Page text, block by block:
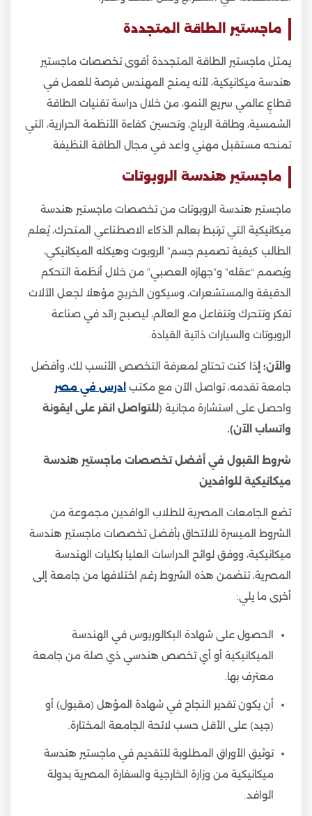
ماجستير الطاقة المتجددة
يمثل ماجستير الطاقة المتجددة أقوى تخصصات ماجستير
هندسة ميكانيكية، لأنه يمنح المهندس فرصة للعمل في
قطاعٍ عالمي سريع النمو، من خلال دراسة تقنيات الطاقة
الشمسية، وطاقة الرياح، وتحسين كفاءة الأنظمة الحرارية، التي
تمنحه مستقبل مهني واعد في مجال الطاقة النظيفة.
ماجستير هندسة الروبوتات
ماجستير هندسة الروبوتات من تخصصات ماجستير هندسة
ميكانيكية التي ترتبط بعالم الذكاء الاصطناعي المتحرك، يُعلم
الطالب كيفية تصميم جسم” الروبوت وهيكله الميكانيكي،
ويُصمم “عقله” و”جهازه العصبي” من خلال أنظمة التحكم
الدقيقة والمستشعرات، وسيكون الخريج مؤهلا لجعل الآلات
تفكر وتتحرك وتتفاعل مع العالم، ليصبح رائد في صناعة
الروبوتات والسيارات ذاتية القيادة.
والآن؛ إ ذا كنت تحتاج لمعرفة التخصص الأنسب لك، وأفضل
جامعة تقدمه، تواصل الآن مع مكتب ادرس في مصر
واحصل على استشارة مجانية (للتواصل انقر على ايقونة
واتساب الآن).
شروط القبول في أفضل تخصصات ماجستير هندسة
ميكانيكية للوافدين
تضع الجامعات المصرية للطلاب الوافدين مجموعة من
الشروط الميسرة للالتحاق بأفضل تخصصات ماجستير هندسة
ميكانيكية، ووفق لوائح الدراسات العليا بكليات الهندسة
المصرية، تتضمن هذه الشروط رغم اختلافها من جامعة إلى
أخرى ما يلي:
الحصول على شهادة البكالوريوس في الهندسة
الميكانيكية أو أي تخصص هندسي ذي صلة من جامعة
معترف بها.
أن يكون تقدير النجاح في شهادة المؤهل (مقبول) أو
(جيد) على الأقل حسب لائحة الجامعة المختارة.
توثيق الأوراق المطلوبة للتقديم في ماجستير هندسة
ميكانيكية من وزارة الخارجية والسفارة المصرية بدولة
الوافد.